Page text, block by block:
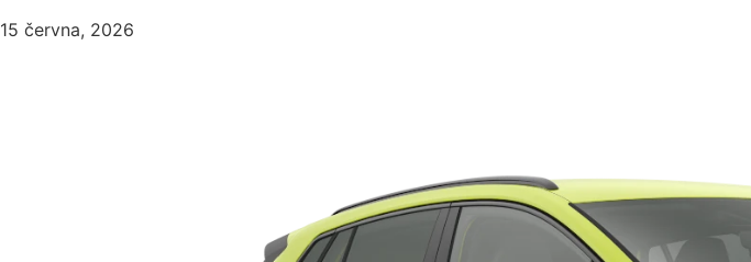
15 června, 2026